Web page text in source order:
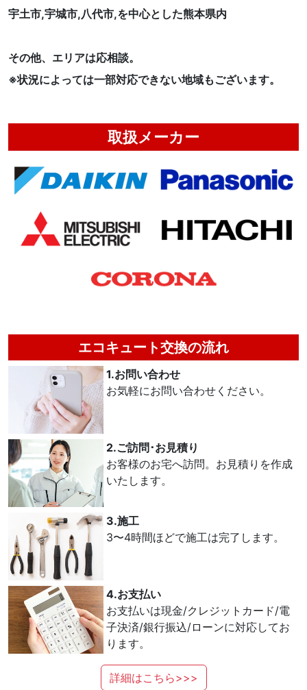
宇土市,宇城市,八代市,を中心とした熊本県内
その他、エリアは応相談。
※状況によっては一部対応できない地域もございます。
取扱メーカー
エコキュート交換の流れ
1.お問い合わせ
お気軽にお問い合わせください。
2.ご訪問･お見積り
お客様のお宅へ訪問。お見積りを作成
いたします。
3.施工
3〜4時間ほどで施工は完了します。
4.お支払い
お支払いは現金/クレジットカード/電
子決済/銀行振込/ローンに対応してお
ります。
詳細はこちら>>>